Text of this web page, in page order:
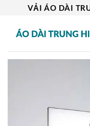
content
VẢI ÁO DÀI